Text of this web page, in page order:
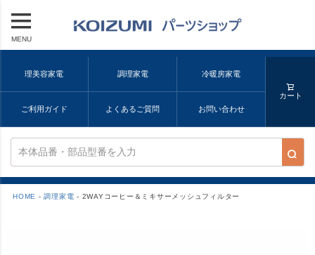
MENU
理美容家電 調理家電 冷暖房家電
ご利用ガイド よくあるご質問 お問い合わせ
カート
HOME 調理家電 2WAYコーヒー＆ミキサーメッシュフィルター